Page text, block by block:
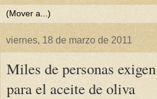
viernes, 18 de marzo de 2011
Miles de personas
para el aceite de oliva